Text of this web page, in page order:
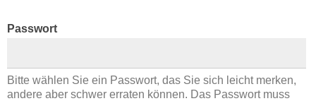
Passwort
Bitte wählen Sie ein Passwort, das Sie sich leicht merken,
andere aber schwer erraten können. Das Passwort muss